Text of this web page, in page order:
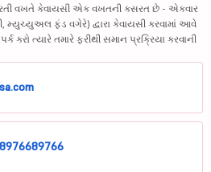
કરતી વખતે કેવાયસી એક વખતની કસરત છે - એકવાર
મ્યુચ્યુઅલ ફંડ વગેરે) દ્વારા કેવાયસી કરવામાં આવે
ત્યારે તમારે ફરીથી સમાન પ્રક્રિયા કરવાની
8976689766